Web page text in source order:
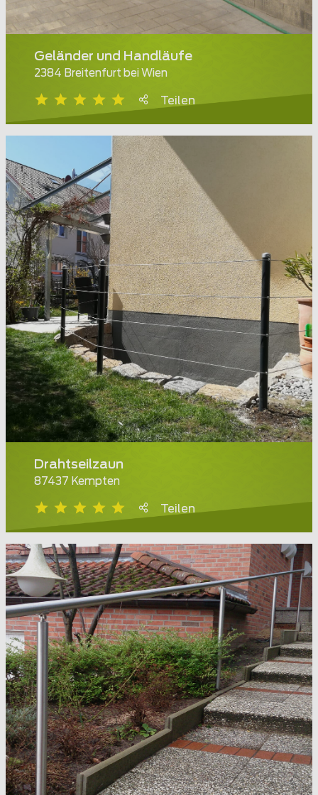
Geländer und Handläufe
2384 Breitenfurt bei Wien
Teilen
Drahtseilzaun
87437 Kempten
Teilen